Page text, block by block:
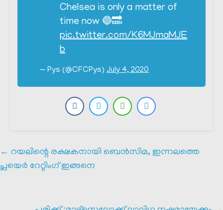
Chelsea is only a matter of
time now 🔵🔜
pic.twitter.com/K6MJmaMJE
b
— Pys (@CFCPys) July 4, 2020
← റയലിന്റെ രക്ഷകനായി ബെൻസിമ, ഇന്നലത്തെ
പ്ലയെർ റേറ്റിംഗ് ഇങ്ങനെ